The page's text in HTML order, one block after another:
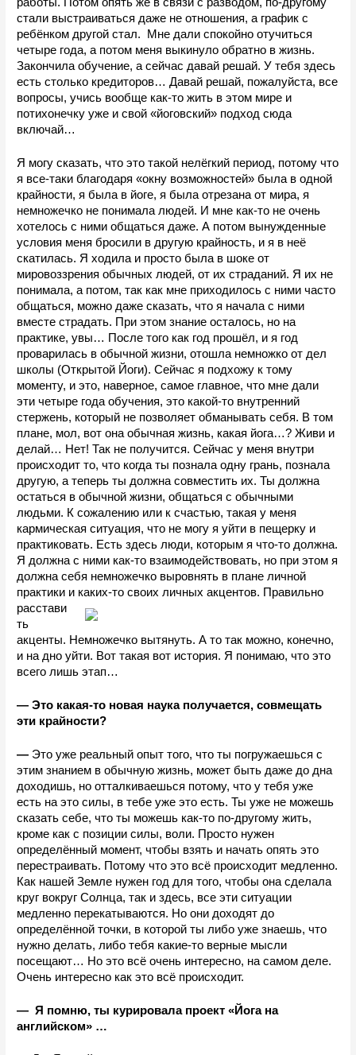
стали выстраиваться даже не отношения, а график с
ребёнком другой стал.  Мне дали спокойно отучиться
четыре года, а потом меня выкинуло обратно в жизнь.
Закончила обучение, а сейчас давай решай. У тебя здесь
есть столько кредиторов… Давай решай, пожалуйста, все
вопросы, учись вообще как-то жить в этом мире и
потихонечку уже и свой «йоговский» подход сюда
включай…
Я могу сказать, что это такой нелёгкий период, потому что
я все-таки благодаря «окну возможностей» была в одной
крайности, я была в йоге, я была отрезана от мира, я
немножечко не понимала людей. И мне как-то не очень
хотелось с ними общаться даже. А потом вынужденные
условия меня бросили в другую крайность, и я в неё
скатилась. Я ходила и просто была в шоке от
мировоззрения обычных людей, от их страданий. Я их не
понимала, а потом, так как мне приходилось с ними часто
общаться, можно даже сказать, что я начала с ними
вместе страдать. При этом знание осталось, но на
практике, увы… После того как год прошёл, и я год
проварилась в обычной жизни, отошла немножко от дел
школы (Открытой Йоги). Сейчас я подхожу к тому
моменту, и это, наверное, самое главное, что мне дали
эти четыре года обучения, это какой-то внутренний
стержень, который не позволяет обманывать себя. В том
плане, мол, вот она обычная жизнь, какая йога…? Живи и
делай… Нет! Так не получится. Сейчас у меня внутри
происходит то, что когда ты познала одну грань, познала
другую, а теперь ты должна совместить их. Ты должна
остаться в обычной жизни, общаться с обычными
людьми. К сожалению или к счастью, такая у меня
кармическая ситуация, что не могу я уйти в пещерку и
практиковать. Есть здесь люди, которым я что-то должна.
Я должна с ними как-то взаимодействовать, но при этом я
должна себя немножечко выровнять в плане личной
практики и каких-то своих личных акцентов. Правильно
расстави
ть
акценты. Немножечко вытянуть. А то так можно, конечно,
и на дно уйти. Вот такая вот история. Я понимаю, что это
всего лишь этап…
— Это какая-то новая наука получается, совмещать
эти крайности?
— Это уже реальный опыт того, что ты погружаешься с
этим знанием в обычную жизнь, может быть даже до дна
доходишь, но отталкиваешься потому, что у тебя уже
есть на это силы, в тебе уже это есть. Ты уже не можешь
сказать себе, что ты можешь как-то по-другому жить,
кроме как с позиции силы, воли. Просто нужен
определённый момент, чтобы взять и начать опять это
перестраивать. Потому что это всё происходит медленно.
Как нашей Земле нужен год для того, чтобы она сделала
круг вокруг Солнца, так и здесь, все эти ситуации
медленно перекатываются. Но они доходят до
определённой точки, в которой ты либо уже знаешь, что
нужно делать, либо тебя какие-то верные мысли
посещают… Но это всё очень интересно, на самом деле.
Очень интересно как это всё происходит.
— Я помню, ты курировала проект «Йога на
английском» …